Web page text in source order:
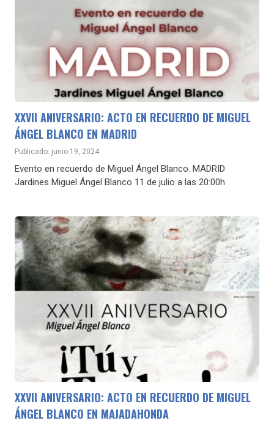
XXVII ANIVERSARIO: ACTO EN RECUERDO DE MIGUEL
ÁNGEL BLANCO EN MADRID
Publicado: junio 19, 2024
Evento en recuerdo de Miguel Ángel Blanco. MADRID
Jardines Miguel Ángel Blanco 11 de julio a las 20:00h
XXVII ANIVERSARIO: ACTO EN RECUERDO DE MIGUEL
ÁNGEL BLANCO EN MAJADAHONDA